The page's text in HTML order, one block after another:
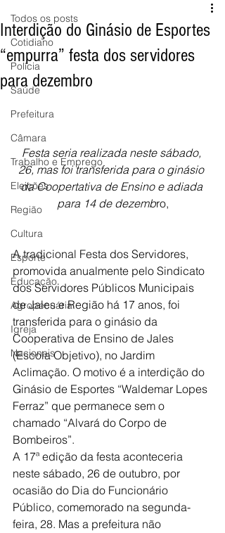
Todos os posts
Cotidiano
Polícia
Saúde
Prefeitura
Câmara
Trabalho e Emprego
Eleições
Região
Cultura
Esporte
Educação
Agropecuária
Igreja
Nacionais
Interdição do Ginásio de Esportes
“empurra” festa dos servidores
para dezembro
Festa seria realizada neste sábado,
26, mas foi transferida para o ginásio
da Coopertativa de Ensino e adiada
para 14 de dezembro,
A tradicional Festa dos Servidores,
promovida anualmente pelo Sindicato
dos Servidores Públicos Municipais
de Jales e Região há 17 anos, foi
transferida para o ginásio da
Cooperativa de Ensino de Jales
(Escola Objetivo), no Jardim
Aclimação. O motivo é a interdição do
Ginásio de Esportes “Waldemar Lopes
Ferraz” que permanece sem o
chamado “Alvará do Corpo de
Bombeiros”.
A 17ª edição da festa aconteceria
neste sábado, 26 de outubro, por
ocasião do Dia do Funcionário
Público, comemorado na segunda-
feira, 28. Mas a prefeitura não